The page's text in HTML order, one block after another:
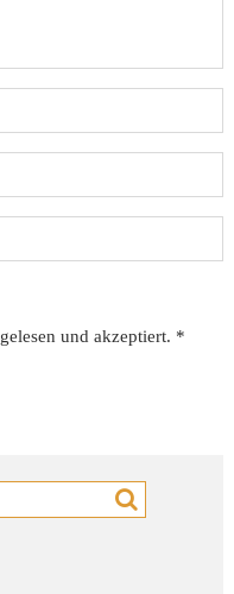
gelesen und akzeptiert. *